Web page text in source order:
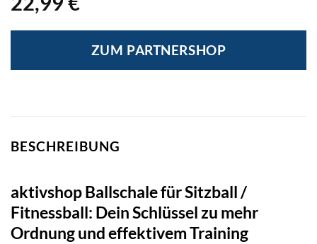
ZUM PARTNERSHOP
BESCHREIBUNG
aktivshop Ballschale für Sitzball /
Fitnessball: Dein Schlüssel zu mehr
Ordnung und effektivem Training